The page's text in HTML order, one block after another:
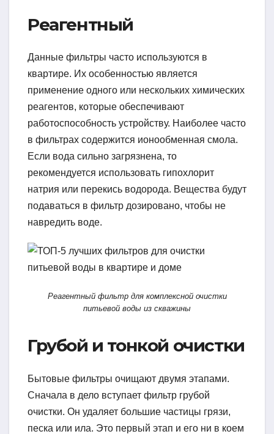
Реагентный
Данные фильтры часто используются в
квартире. Их особенностью является
применение одного или нескольких химических
реагентов, которые обеспечивают
работоспособность устройству. Наиболее часто
в фильтрах содержится ионообменная смола.
Если вода сильно загрязнена, то
рекомендуется использовать гипохлорит
натрия или перекись водорода. Вещества будут
подаваться в фильтр дозировано, чтобы не
навредить воде.
Реагентный фильтр для комплексной очистки
питьевой воды из скважины
Грубой и тонкой очистки
Бытовые фильтры очищают двумя этапами.
Сначала в дело вступает фильтр грубой
очистки. Он удаляет большие частицы грязи,
песка или ила. Это первый этап и его ни в коем